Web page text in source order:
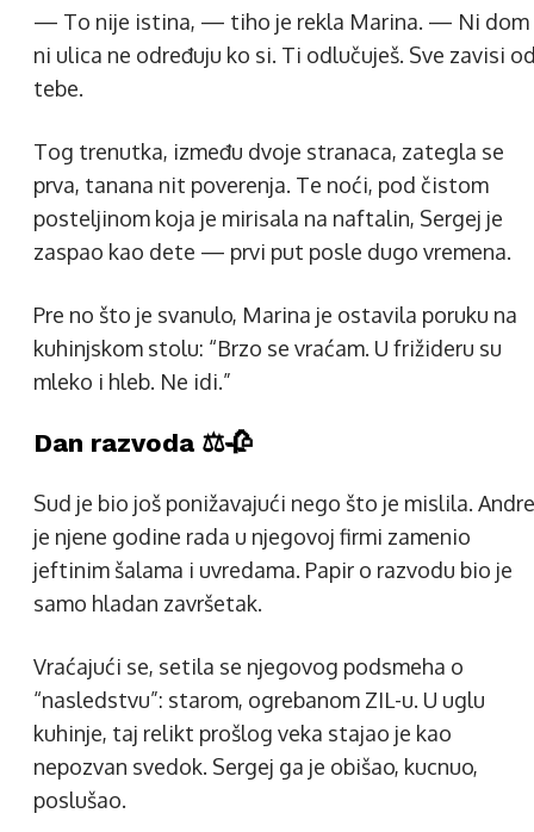
— To nije istina, — tiho je rekla Marina. — Ni dom
ni ulica ne određuju ko si. Ti odlučuješ. Sve zavisi
tebe.
Tog trenutka, između dvoje stranaca, zategla se
prva, tanana nit poverenja. Te noći, pod čistom
posteljinom koja je mirisala na naftalin, Sergej je
zaspao kao dete — prvi put posle dugo vremena.
Pre no što je svanulo, Marina je ostavila poruku na
kuhinjskom stolu: “Brzo se vraćam. U frižideru su
mleko i hleb. Ne idi.”
Dan razvoda ⚖️🥀
Sud je bio još ponižavajući nego što je mislila.
je njene godine rada u njegovoj firmi zamenio
jeftinim šalama i uvredama. Papir o razvodu bio je
samo hladan završetak.
Vraćajući se, setila se njegovog podsmeha o
“nasledstvu”: starom, ogrebanom ZIL-u. U uglu
kuhinje, taj relikt prošlog veka stajao je kao
nepozvan svedok. Sergej ga je obišao, kucnuo,
poslušao.